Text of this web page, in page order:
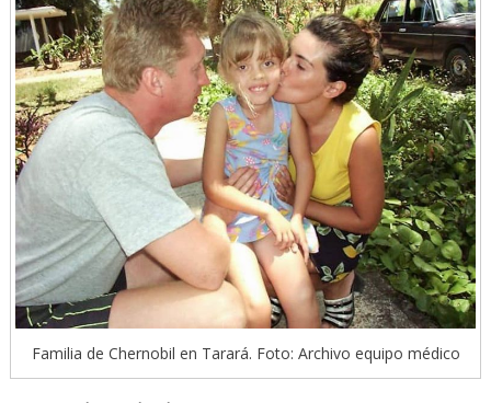
Familia de Chernobil en Tarará. Foto: Archivo equipo médico